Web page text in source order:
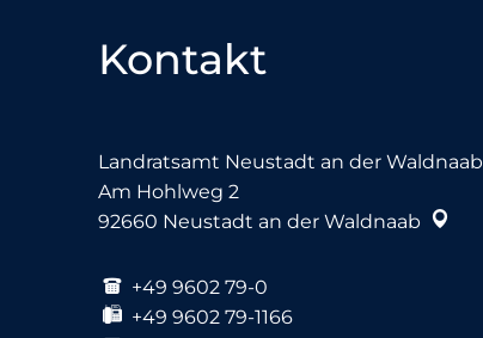
Kontakt
Landratsamt Neustadt an der Waldnaab
Am Hohlweg 2
92660 Neustadt an der Waldnaab
+49 9602 79-0
+49 9602 79-1166